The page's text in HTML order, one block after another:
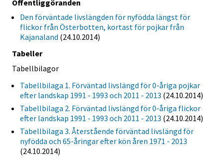
Offentliggöranden
Den förväntade livslängden för nyfödda längst för
flickor från Österbotten, kortast för pojkar från
Kajanaland (24.10.2014)
Tabeller
Tabellbilagor
Tabellbilaga 1. Förväntad livslängd för 0-åriga pojkar
efter landskap 1991 - 1993 och 2011 - 2013 (24.10.2014)
Tabellbilaga 2. Förväntad livslängd för 0-åriga flickor
efter landskap 1991 - 1993 och 2011 - 2013 (24.10.2014)
Tabellbilaga 3. Återstående förväntad livslängd för
nyfödda och 65-åringar efter kön åren 1971 - 2013
(24.10.2014)